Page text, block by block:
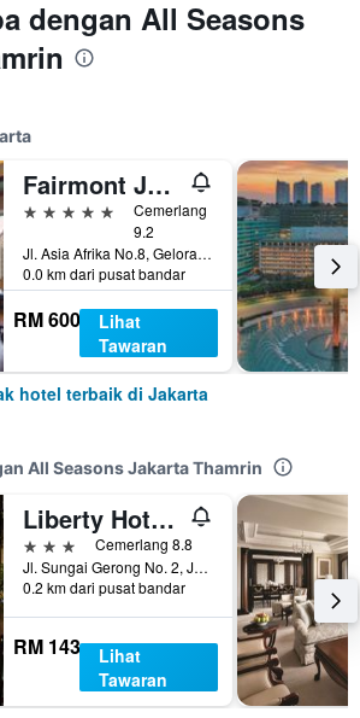
dengan All Seasons
Fairmont Jakarta
5 bintang
Cemerlang
9.2
Jl. Asia Afrika No.8, Gelora Bung Karno, Jakarta, Indonesia
0.0 km dari pusat bandar
RM 600
Lihat
Tawaran
hotel terbaik di Jakarta
All Seasons Jakarta Thamrin
Liberty Hotel Thamrin Jakarta
3 bintangCemerlang 8.8
Jl. Sungai Gerong No. 2, Jakarta, Indonesia
0.2 km dari pusat bandar
RM 143
Lihat
Tawaran